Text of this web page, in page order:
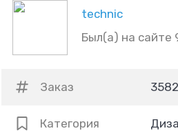
technic
Был(а) на сайте
Заказ 3582
Категория